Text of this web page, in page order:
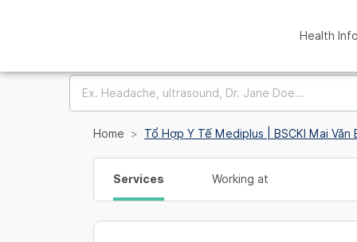
Health
Home Tổ Hợp Y Tế Mediplus | BSCKI Mai Văn
Services Working at